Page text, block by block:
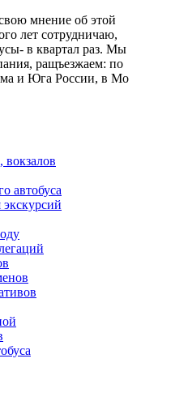
мнение об этой
лет сотрудничаю,
в квартал раз. Мы
ращъезжаем: по
и Юга России, в Мо
вокзалов
автобуса
экскурсий